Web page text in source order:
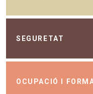
SEGURETAT
OCUPACIÓ I